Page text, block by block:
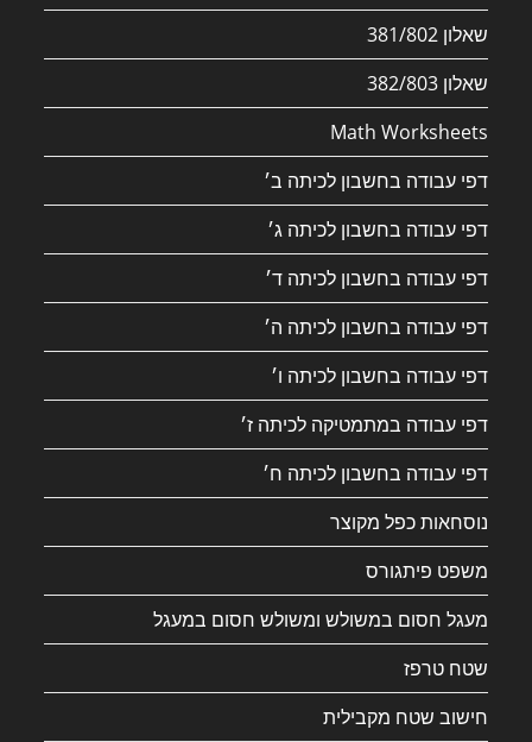
שאלון 381/802
שאלון 382/803
Math Worksheets
דפי עבודה בחשבון לכיתה ב׳
דפי עבודה בחשבון לכיתה ג׳
דפי עבודה בחשבון לכיתה ד׳
דפי עבודה בחשבון לכיתה ה׳
דפי עבודה בחשבון לכיתה ו׳
דפי עבודה במתמטיקה לכיתה ז׳
דפי עבודה בחשבון לכיתה ח׳
נוסחאות כפל מקוצר
משפט פיתגורס
מעגל חסום במשולש ומשולש חסום במעגל
שטח טרפז
חישוב שטח מקבילית